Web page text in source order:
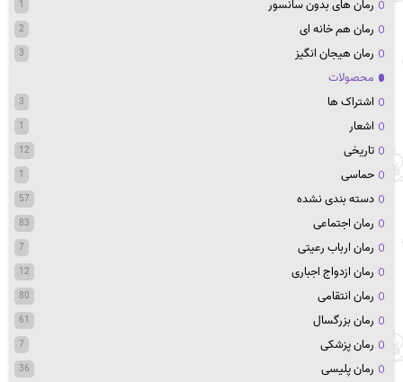
رمان های بدون سانسور 1
رمان هم خانه ای 2
رمان هیجان انگیز 3
محصولات
اشتراک ها
3
اشعار 1
تاریخی 12
حماسی 1
دسته بندی نشده 57
رمان اجتماعی 83
رمان ارباب رعیتی 7
رمان ازدواج اجباری 12
رمان انتقامی 80
رمان بزرگسال 61
رمان پزشکی 7
رمان پلیسی 36